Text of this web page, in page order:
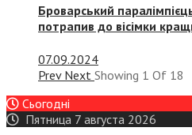
Броварський
потрапив до вісімки
07.09.2024
Prev Next Showing 1 Of 18
Сьогодні
Пятница 7 августа 2026